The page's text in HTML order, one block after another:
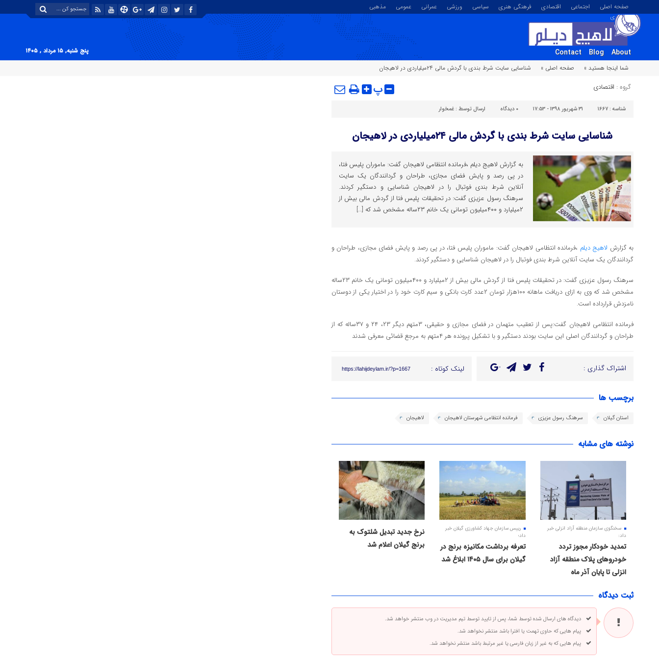
صفحه اصلی اجتماعی اقتصادی فرهنگی هنری سیاسی ورزشی عمرانی عمومی
مذهبی
تصویری
About
Blog
Contact
پنج شنبه, ۱۵ مرداد , ۱۴۰۵
شما اینجا هستید »
صفحه اصلی » شناسایی سایت شرط بندی با گردش مالی ۲۴میلیاردی در لاهیجان
گروه : اقتصادی پ
شناسه : ۱۶۶۷ ۳۱ شهریور ۱۳۹۸ - ۱۷:۵۳ ۰ دیدگاه ارسال توسط : غمخوار
شناسایی سایت شرط بندی با گردش مالی ۲۴میلیاردی در لاهیجان
به گزارش لاهیج دیلم ،فرمانده انتظامی لاهیجان گفت: ماموران پلیس فتا،
در پی رصد و پایش فضای مجازی، طراحان و گردانندگان یک سایت
آنلاین شرط ‌بندی فوتبال را در لاهیجان شناسایی و دستگیر کردند.
سرهنگ رسول عزیزی گفت: در تحقیقات پلیس فتا از گردش مالی بیش از
۲میلیارد و ۴۰۰میلیون تومانی یک خانم ۲۳ساله مشخص شد که […]
به گزارش لاهیج دیلم ،فرمانده انتظامی لاهیجان گفت: ماموران پلیس فتا، در پی رصد و پایش فضای مجازی، طراحان و
گردانندگان یک سایت آنلاین شرط ‌بندی فوتبال را در لاهیجان شناسایی و دستگیر کردند.
سرهنگ رسول عزیزی گفت: در تحقیقات پلیس فتا از گردش مالی بیش از ۲میلیارد و ۴۰۰میلیون تومانی یک خانم ۲۳ساله
مشخص شد که وی به ازای دریافت ماهانه ۱۰۰هزار تومان ۲عدد کارت بانکی و سیم ‌کارت خود را در اختیار یکی از دوستان
نامزدش قرارداده است.
فرمانده انتظامی لاهیجان گفت:پس از تعقیب متهمان در فضای مجازی و حقیقی، ۳متهم دیگر ۲۳، ۲۴ و ۳۷ساله که از
طراحان و گردانندگان اصلی این سایت بودند دستگیر و با تشکیل پرونده هر ۴متهم به مرجع قضائی معرفی شدند
اشتراک گذاری : لینک کوتاه : https://lahijdeylam.ir/?p=1667
برچسب ها
استان گیلان سرهنگ رسول عزیزی فرمانده انتظامی شهرستان لاهیجان لاهیجان
نوشته های مشابه
سخنگوی سازمان منطقه آزاد انزلی خبر
داد:
تمدید خودکار مجوز تردد
خودروهای پلاک منطقه آزاد
انزلی تا پایان آذر ماه
رییس سازمان جهاد کشاورزی گیلان خبر
داد؛
تعرفه برداشت مکانیزه برنج در
گیلان برای سال ۱۴۰۵ ابلاغ شد
نرخ جدید تبدیل شلتوک به
برنج گیلان اعلام شد
ثبت دیدگاه
دیدگاه های ارسال شده توسط شما، پس از تایید توسط تیم مدیریت در وب منتشر خواهد شد.
پیام هایی که حاوی تهمت یا افترا باشد منتشر نخواهد شد.
پیام هایی که به غیر از زبان فارسی یا غیر مرتبط باشد منتشر نخواهد شد.